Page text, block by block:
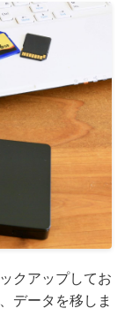
クアップしてお
データを移しま